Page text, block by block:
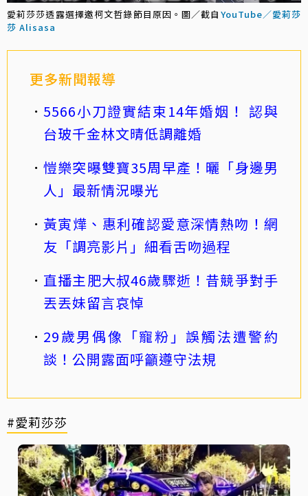
愛莉莎莎透露選擇邀柯文哲錄節目原因。圖／截自 YouTube／愛莉莎
莎 Alisasa
更多新聞報導
5566小刀證實結束14年婚姻！ 認與
台玻千金林文晴低調離婚
愷樂突曝雙寶35周早產！曬「身邊男
人」最新情況曝光
黃寅燁、惠利確認愛意深情熱吻！網
友「調亮影片」細看舌吻過程
直播主肥大叔46歲驟逝！昔競爭對手
丟丟妹留言哀悼
29歲男偶像「寵粉」誤觸法遭警約
談！公開露面呼籲遵守法規
#愛莉莎莎